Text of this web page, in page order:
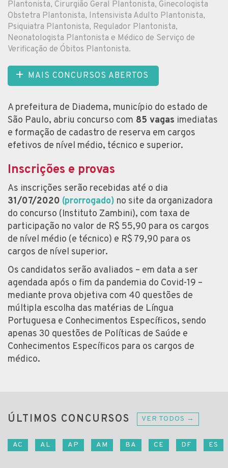
Plantonista, Cirurgião Geral Plantonista, Ginecologista
Obstetra Plantonista, Intensivista Adulto Plantonista,
Psiquiatra Plantonista, Regulador Plantonista,
Neonatologista Plantonista e Médico de Serviço de
Verificação de Óbitos Plantonista.
MAIS CONCURSOS ABERTOS
A prefeitura de Diadema, município do estado de
São Paulo, abriu concurso com 85 vagas imediatas
e formação de cadastro de reserva em cargos
efetivos de nível médio, técnico e superior.
Inscrições e provas
As inscrições serão recebidas até o dia
31/07/2020 (prorrogado) no site da organizadora
do concurso (Instituto Zambini), com taxa de
participação no valor de R$ 55,90 para os cargos
de nível médio (e técnico) e R$ 79,90 para os
cargos de nível superior.
Os candidatos serão avaliados – em data a ser
agendada após o fim da pandemia do Covid-19 –
mediante prova objetiva com 40 questões de
múltipla escolha das matérias de Língua
Portuguesa e Conhecimentos Específicos, sendo
apenas 30 questões de Políticas de Saúde e
Conhecimentos Específicos para os cargos de
médico.
ÚLTIMOS CONCURSOS VER TODOS →
AC AL AP AM BA CE DF ES